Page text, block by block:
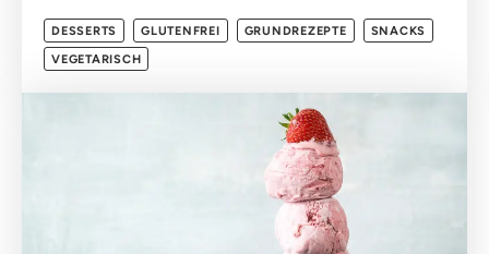
DESSERTS GLUTENFREI GRUNDREZEPTE
SNACKS
VEGETARISCH